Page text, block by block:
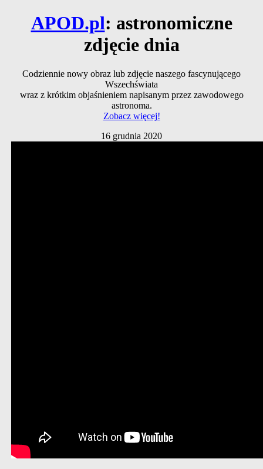
APOD.pl: astronomiczne
zdjęcie dnia
Codziennie nowy obraz lub zdjęcie naszego fascynującego
Wszechświata
wraz z krótkim objaśnieniem napisanym przez zawodowego
astronoma.
Zobacz więcej!
16 grudnia 2020